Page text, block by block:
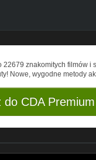
22679 znakomitych filmów i
Nowe, wygodne metody
do CDA Premium